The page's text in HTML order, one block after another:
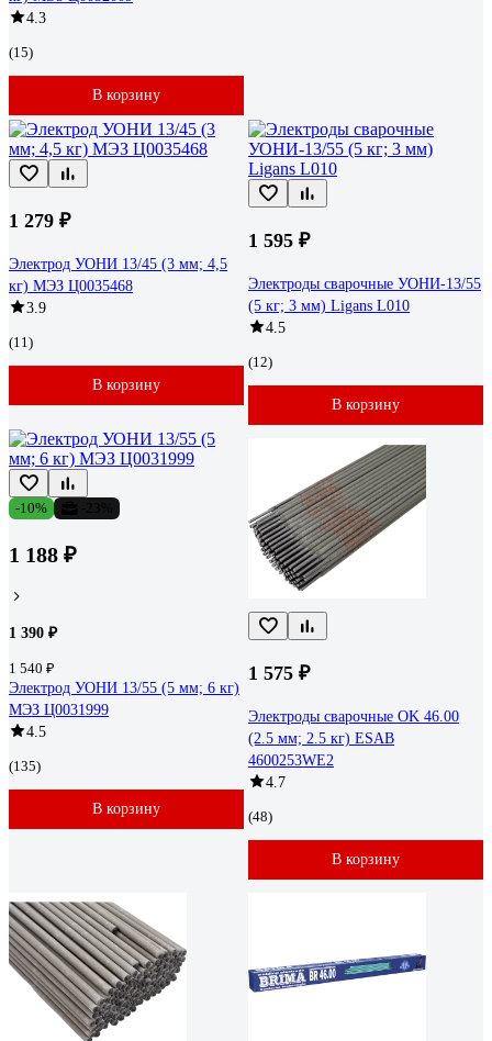
4.3
(15)
В корзину
1 279 ₽
Электрод УОНИ 13/45 (3 мм; 4,5
кг) МЭЗ Ц0035468
3.9
(11)
В корзину
1 595 ₽
Электроды сварочные УОНИ-13/55
(5 кг; 3 мм) Ligans L010
4.5
(12)
В корзину
-10%
1 188 ₽
1 390 ₽
1 540 ₽
Электрод УОНИ 13/55 (5 мм; 6 кг)
МЭЗ Ц0031999
4.5
(135)
В корзину
1 575 ₽
Электроды сварочные OK 46.00
(2.5 мм; 2.5 кг) ESAB
4600253WE2
4.7
(48)
В корзину